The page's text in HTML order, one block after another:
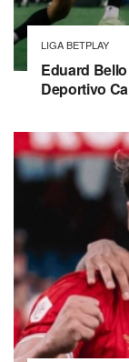
LIGA BETPLAY
Eduard
Deportivo